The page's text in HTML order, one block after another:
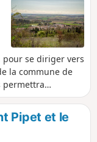
pour se diriger vers
la commune de
permettra
de parcours
qui se situe sur
qui date du
Pipet et le